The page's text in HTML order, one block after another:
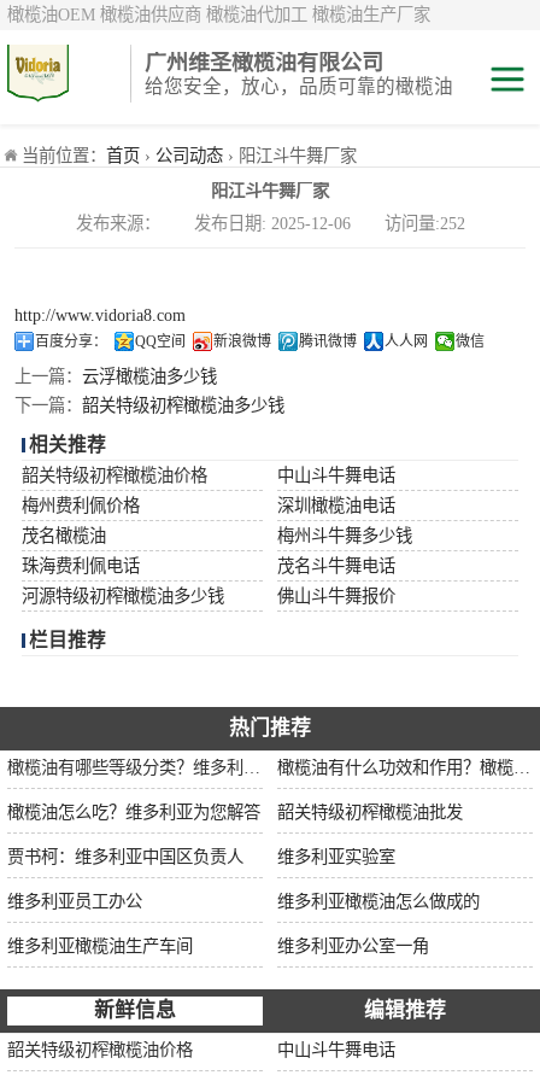
橄榄油OEM 橄榄油供应商 橄榄油代加工 橄榄油生产厂家
广州维圣橄榄油有限公司
给您安全，放心，品质可靠的橄榄油
当前位置： 首页 › 公司动态 › 阳江斗牛舞厂家
阳江斗牛舞厂家
发布来源： 发布日期: 2025-12-06 访问量:252
http://www.vidoria8.com
百度分享： QQ空间 新浪微博 腾讯微博 人人网 微信
上一篇： 云浮橄榄油多少钱
下一篇： 韶关特级初榨橄榄油多少钱
相关推荐
韶关特级初榨橄榄油价格
中山斗牛舞电话
梅州费利佩价格
深圳橄榄油电话
茂名橄榄油
梅州斗牛舞多少钱
珠海费利佩电话
茂名斗牛舞电话
河源特级初榨橄榄油多少钱
佛山斗牛舞报价
栏目推荐
热门推荐
橄榄油怎么吃？维多利亚为您解答 韶关特级初榨橄榄油批发
贾书柯：维多利亚中国区负责人 维多利亚实验室
维多利亚员工办公 维多利亚橄榄油怎么做成的
维多利亚橄榄油生产车间 维多利亚办公室一角
新鲜信息 编辑推荐
韶关特级初榨橄榄油价格 中山斗牛舞电话
特级初榨橄榄油
纯正/ 混合/ 精炼
中国橄榄油现货
斗牛舞
费利佩